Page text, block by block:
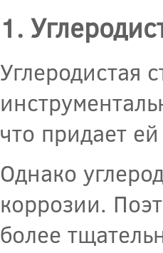
1.
Углеродистая
что придает
Однако
коррозии.
более